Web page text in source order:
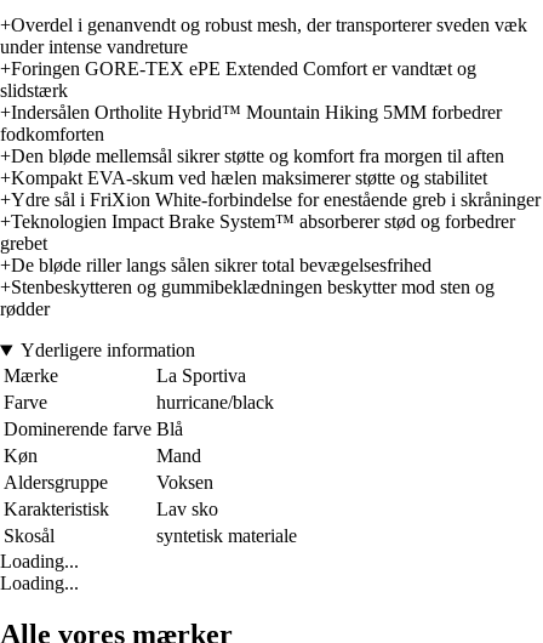
+Overdel i genanvendt og robust mesh, der transporterer sveden væk
under intense vandreture
+Foringen GORE-TEX ePE Extended Comfort er vandtæt og
slidstærk
+Indersålen Ortholite Hybrid™ Mountain Hiking 5MM forbedrer
fodkomforten
+Den bløde mellemsål sikrer støtte og komfort fra morgen til aften
+Kompakt EVA-skum ved hælen maksimerer støtte og stabilitet
+Ydre sål i FriXion White-forbindelse for enestående greb i skråninger
+Teknologien Impact Brake System™ absorberer stød og forbedrer
grebet
+De bløde riller langs sålen sikrer total bevægelsesfrihed
+Stenbeskytteren og gummibeklædningen beskytter mod sten og
rødder
Yderligere information
Mærke
La Sportiva
Farve
hurricane/black
Dominerende farve Blå
Køn
Mand
Aldersgruppe
Voksen
Karakteristisk
Lav sko
Skosål
syntetisk materiale
Loading...
Loading...
Alle vores mærker